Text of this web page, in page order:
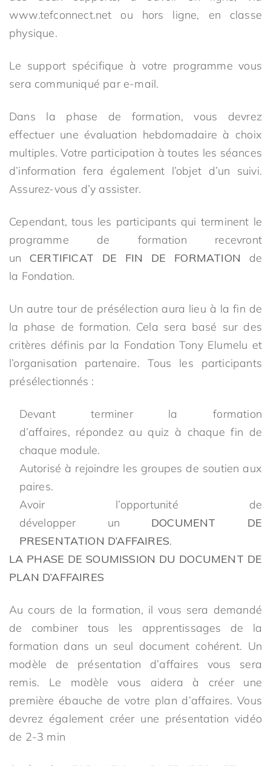
www.tefconnect.net ou hors ligne, en classe
physique.
Le support spécifique à votre programme vous
sera communiqué par e-mail.
Dans la phase de formation, vous devrez
effectuer une évaluation hebdomadaire à choix
multiples. Votre participation à toutes les séances
d’information fera également l’objet d’un suivi.
Assurez-vous d’y assister.
Cependant, tous les participants qui terminent le
programme de formation recevront
unCERTIFICAT DE FIN DE FORMATION de
la Fondation.
Un autre tour de présélection aura lieu à la fin de
la phase de formation. Cela sera basé sur des
critères définis par la Fondation Tony Elumelu et
l’organisation partenaire. Tous les participants
présélectionnés :
Devant terminer la formation
d’affaires, répondez au quiz à chaque fin de
chaque module.
Autorisé à rejoindre les groupes de soutien aux
paires.
Avoir l’opportunité de
développer un DOCUMENT DE
PRESENTATION D’AFFAIRES.
LA PHASE DE SOUMISSION DU DOCUMENT DE
PLAN D’AFFAIRES
Au cours de la formation, il vous sera demandé
de combiner tous les apprentissages de la
formation dans un seul document cohérent. Un
modèle de présentation d’affaires vous sera
remis. Le modèle vous aidera à créer une
première ébauche de votre plan d’affaires. Vous
devrez également créer une présentation vidéo
de 2-3 min